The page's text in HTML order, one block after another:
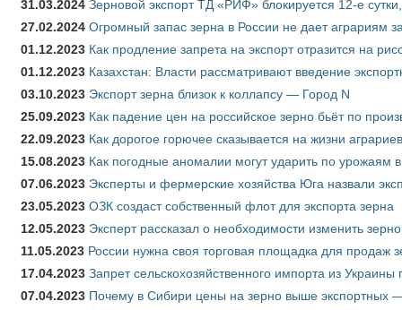
31.03.2024 Зерновой экспорт ТД «РИФ» блокируется 12-е
27.02.2024 Огромный запас зерна в России не дает аграриям
01.12.2023 Как продление запрета на экспорт отразится на
01.12.2023 Казахстан: Власти рассматривают введение
03.10.2023 Экспорт зерна близок к коллапсу — Город N
25.09.2023 Как падение цен на российское зерно бьёт по
22.09.2023 Как дорогое горючее сказывается на жизни аграриев
15.08.2023 Как погодные аномалии могут ударить по урожаям
07.06.2023 Эксперты и фермерские хозяйства Юга назвали
23.05.2023 ОЗК создаст собственный флот для экспорта зерна
12.05.2023 Эксперт рассказал о необходимости изменить
11.05.2023 России нужна своя торговая площадка для продаж
17.04.2023 Запрет сельскохозяйственного импорта из
07.04.2023 Почему в Сибири цены на зерно выше экспортных